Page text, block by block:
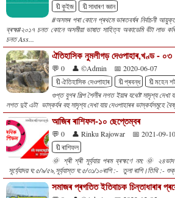
🔖কুইজ
🔖সাধাৰণ জ্ঞান
#অসমৰ পৰা কোনে প্ৰথমে ভাৰতবৰ্ষৰ নিৰ্বাচনী
ব্ৰহ্ম#২০১৭ চনত কোনে অসমীয়া ভাষাত সাহিত্য অকাডেমি বঁটা লাভ
চনত Ass...
ঐতিহাসিক নুমলীগড় দেওপাহাৰ,খণ্ড - ০৩
💬 0 👤 ©Admin
📅 2020-06-07
🔖ঐতিহাসিক দেওপাহাৰ
🔖প্ৰবন্ধ
🔖মহেন
গুপ্ত যুগৰ শিল্প শৈলীৰ লগত ইয়াৰ যথেষ্ট সাদৃশ্য দেখা
লগত দুই এটা ভাস্কৰ্যৰ বহু সাদৃশ্য দেখা যায় দেওপাহাৰৰ ভাস্কৰ্যসমূহে
আজিৰ ৰাশিফল-১০ ছেপ্তেম্বৰ
💬 0 👤 Rinku Rajowar
📅 2021-09-10
🔖ৰাশিফল
🌞 শ্ৰী শ্ৰী সূৰ্য্যায় পৰম ব্ৰহ্মণে নম:🌞
সূৰ্য্যোদয় ঘ:৫/৯/৫৯,সূৰ্য্যাস্ত ঘ:৫/৩১/১০ৰাশি :- তুলা ৰাশি।তিথি :-
সমাজৰ প্ৰগতিত ইতিবাচক চিন্তাধাৰাৰ